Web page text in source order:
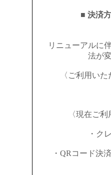
■ 決済
リニューアルに
法が
〈ご利用い
〈現在ご
・ク
・QRコード決